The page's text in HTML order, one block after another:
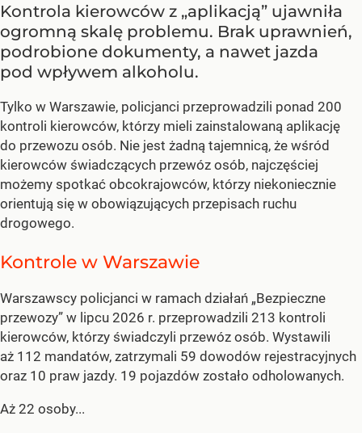
Kontrola kierowców z „aplikacją” ujawniła
ogromną skalę problemu. Brak uprawnień,
podrobione dokumenty, a nawet jazda
pod wpływem alkoholu.
Tylko w Warszawie, policjanci przeprowadzili ponad 200
kontroli kierowców, którzy mieli zainstalowaną aplikację
do przewozu osób. Nie jest żadną tajemnicą, że wśród
kierowców świadczących przewóz osób, najczęściej
możemy spotkać obcokrajowców, którzy niekoniecznie
orientują się w obowiązujących przepisach ruchu
drogowego.
Kontrole w Warszawie
Warszawscy policjanci w ramach działań „Bezpieczne
przewozy” w lipcu 2026 r. przeprowadzili 213 kontroli
kierowców, którzy świadczyli przewóz osób. Wystawili
aż 112 mandatów, zatrzymali 59 dowodów rejestracyjnych
oraz 10 praw jazdy. 19 pojazdów zostało odholowanych.
Aż 22 osoby...